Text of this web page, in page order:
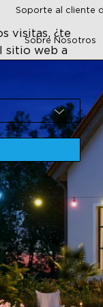
Soporte al cliente
Sobre Nosotros
visitas, ¿te
sitio web a